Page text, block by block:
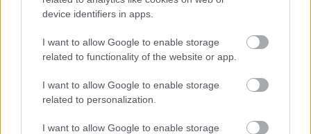
device identifiers in apps.
I want to allow Google to enable storage
related to functionality of the website or app.
I want to allow Google to enable storage
related to personalization.
I want to allow Google to enable storage
DÍSZKIVILÁGÍTÁS LEKAPCSOLÁSA
kezelésében lévő épületek egy részét is érinti az intézkedés.